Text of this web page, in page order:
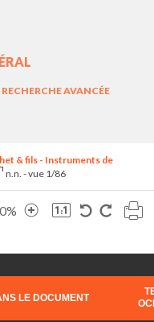
RECHERCHE AVANCÉE
& fils - Instruments de
n.n. - vue 1/86
LE DOCUMENT